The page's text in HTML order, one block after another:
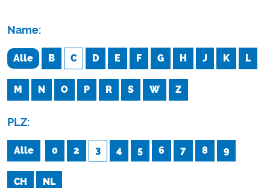
Name:
Alle B C D E F G H J K L
M N O P R S W Z
PLZ:
Alle 0 2 3 4 5 6 7 8 9
CH NL